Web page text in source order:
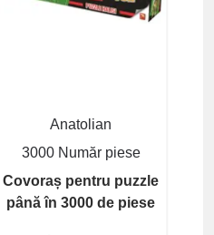
Anatolian
3000 Număr piese
Covoraș pentru puzzle
până în 3000 de piese